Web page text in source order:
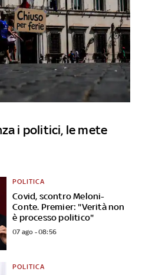
i politici, le mete
Covid, scontro Meloni-
Conte. Premier: "Verità non
è processo politico"
POLITICA
07 ago - 08:56
POLITICA